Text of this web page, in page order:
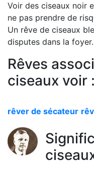
Voir des ciseaux noir
ne pas prendre de
Un rêve de ciseaux
disputes dans la foyer.
Rêves
ciseaux voir :
rêver de sécateur